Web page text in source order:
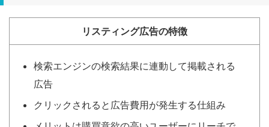
リスティング広告の特徴
検索エンジンの検索結果に連動して掲載される
広告
クリックされると広告費用が発生する仕組み